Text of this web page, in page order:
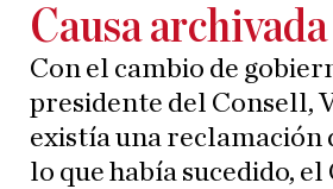
Causa archivada
Con el cambio de
presidente del Consell,
existía una
lo que había sucedido,